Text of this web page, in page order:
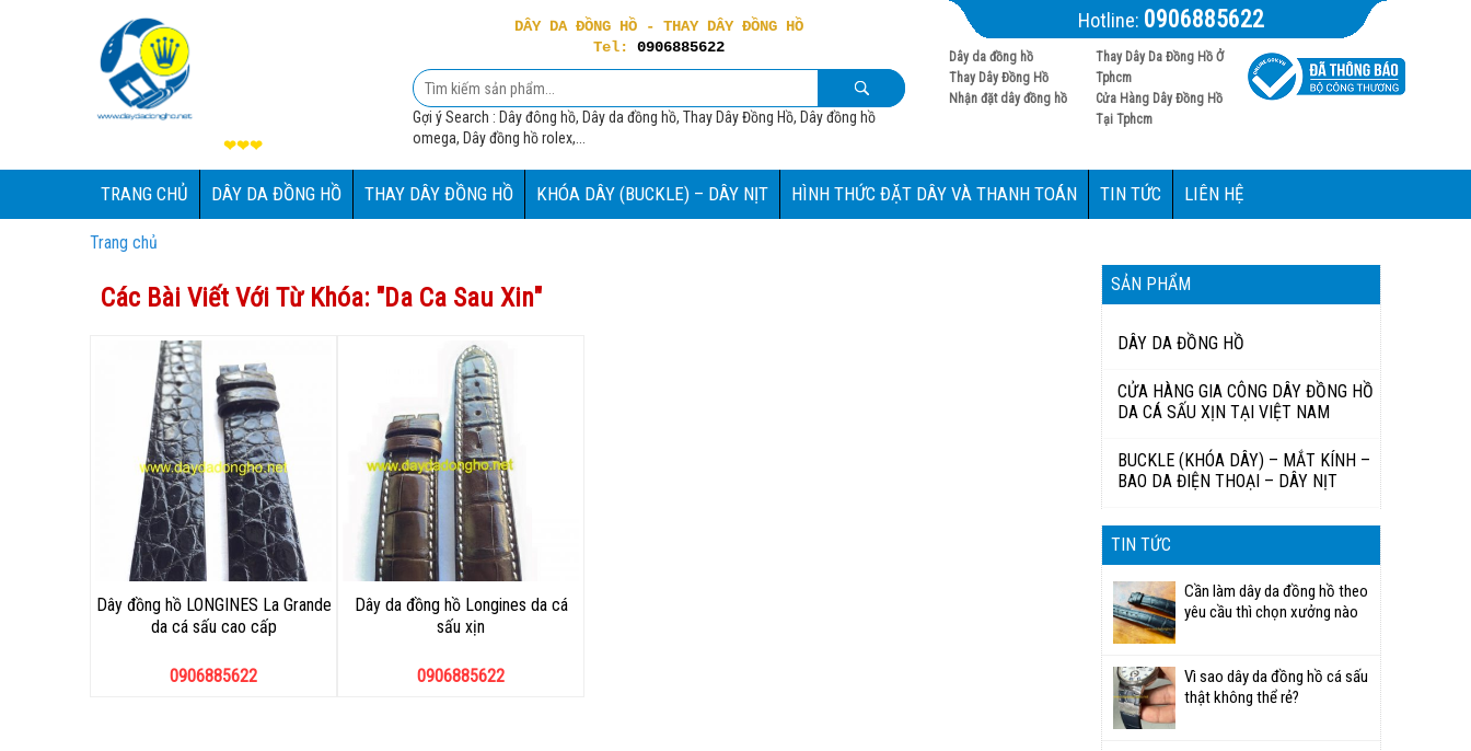
❤❤❤
DÂY DA ĐỒNG HỒ - THAY DÂY ĐỒNG HỒ
Tel: 0906885622
Gợi ý Search : Dây đông hồ, Dây da đồng hồ, Thay Dây Đồng Hồ, Dây đồng hồ
omega, Dây đồng hồ rolex,...
Hotline: 0906885622
Dây da đồng hồ
Thay Dây Đồng Hồ
Nhận đặt dây đồng hồ
Thay Dây Da Đồng Hồ Ở
Tphcm
Cửa Hàng Dây Đồng Hồ
Tại Tphcm
TRANG CHỦ DÂY DA ĐỒNG HỒ THAY DÂY ĐỒNG HỒ KHÓA DÂY (BUCKLE) – DÂY NỊT HÌNH THỨC ĐẶT DÂY VÀ THANH TOÁN TIN TỨC LIÊN HỆ
Trang chủ
Các Bài Viết Với Từ Khóa: "Da Ca Sau Xin"
Dây đồng hồ LONGINES La Grande
da cá sấu cao cấp
0906885622
Dây da đồng hồ Longines da cá
sấu xịn
0906885622
SẢN PHẨM
DÂY DA ĐỒNG HỒ
CỬA HÀNG GIA CÔNG DÂY ĐỒNG HỒ
DA CÁ SẤU XỊN TẠI VIỆT NAM
BUCKLE (KHÓA DÂY) – MẮT KÍNH –
BAO DA ĐIỆN THOẠI – DÂY NỊT
TIN TỨC
Cần làm dây da đồng hồ theo
yêu cầu thì chọn xưởng nào
Vì sao dây da đồng hồ cá sấu
thật không thể rẻ?